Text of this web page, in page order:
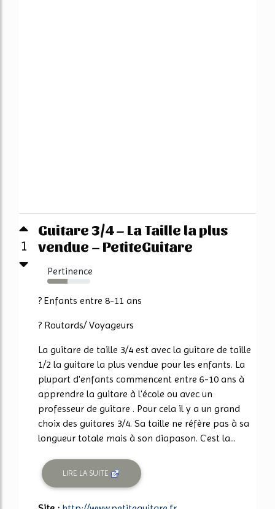
1
Guitare 3/4 – La Taille la plus
vendue – PetiteGuitare
Pertinence
47%
? Enfants entre 8-11 ans
? Routards/ Voyageurs
La guitare de taille 3/4 est avec la guitare de taille
1/2 la guitare la plus vendue pour les enfants. La
plupart d'enfants commencent entre 6-10 ans à
apprendre la guitare à l'école ou avec un
professeur de guitare . Pour cela il y a un grand
choix des guitares 3/4. Sa taille ne réfère pas à sa
longueur totale mais à son diapason. C'est la...
LIRE LA SUITE